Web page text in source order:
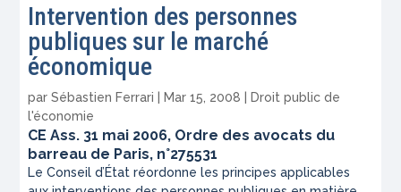
Intervention des personnes
publiques sur le marché
économique
parSébastien Ferrari Mar 15, 2008
Droit public de
l'économie
CE Ass. 31 mai 2006, Ordre des avocats du
barreau de Paris, n°275531
Le Conseil d’État réordonne les principes applicables